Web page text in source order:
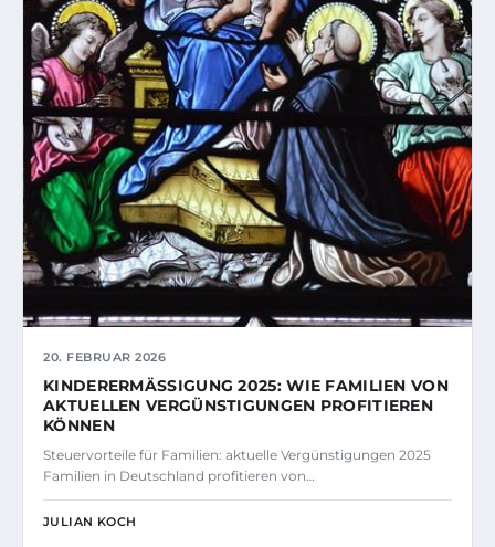
20. FEBRUAR 2026
KINDERERMÄSSIGUNG 2025: WIE FAMILIEN VON A
KTUELLEN VERGÜNSTIGUNGEN PROFITIEREN K
ÖNNEN
Steuervorteile für Familien: aktuelle Vergünstigungen 2025
Familien in Deutschland profitieren von…
JULIAN KOCH